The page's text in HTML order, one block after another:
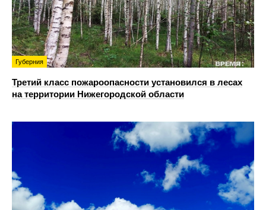
Губерния
Третий класс пожароопасности установился в лесах
на территории Нижегородской области